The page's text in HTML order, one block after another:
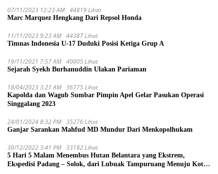
07/11/2023 12:23 AM 44819 Lihat
Marc Marquez Hengkang Dari Repsol Honda
11/11/2023 9:23 AM 44387 Lihat
Timnas Indonesia U-17 Duduki Posisi Ketiga Grup A
19/11/2021 7:57 AM 40005 Lihat
Sejarah Syekh Burhanuddin Ulakan Pariaman
18/04/2023 3:21 AM 36775 Lihat
Kapolda dan Wagub Sumbar Pimpin Apel Gelar Pasukan Operasi
Singgalang 2023
24/01/2024 8:32 PM 35276 Lihat
Ganjar Sarankan Mahfud MD Mundur Dari Menkopolhukam
30/12/2022 3:41 PM 33182 Lihat
5 Hari 5 Malam Menembus Hutan Belantara yang Ekstrem,
Ekspedisi Padang – Solok, dari Lubuak Tampuruang Menuju Koto